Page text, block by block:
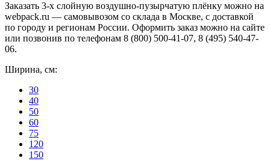
Заказать 3-х слойную воздушно-пузырчатую плёнку можно на
webpack.ru — самовывозом со склада в Москве, с доставкой
по городу и регионам России. Оформить заказ можно на сайте
или позвонив по телефонам 8 (800) 500-41-07, 8 (495) 540-47-
06.
Ширина, см:
30
40
50
60
75
120
150